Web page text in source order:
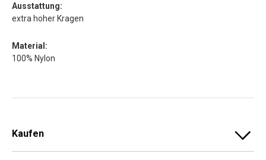
Ausstattung:
extra hoher Kragen
Material:
100% Nylon
Kaufen